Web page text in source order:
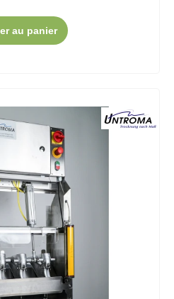
au panier